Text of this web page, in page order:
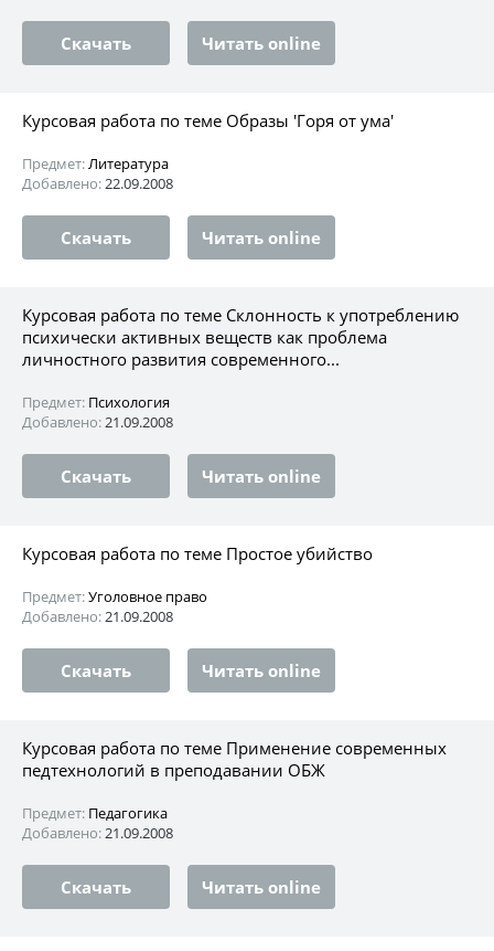
Скачать Читать online
Курсовая работа по теме Образы 'Горя от ума'
Предмет:Литература
Добавлено:22.09.2008
Скачать Читать online
Курсовая работа по теме Склонность к употреблению
психически активных веществ как проблема
личностного развития современного...
Предмет: Психология
Добавлено:21.09.2008
Скачать Читать online
Курсовая работа по теме Простое убийство
Предмет:Уголовное право
Добавлено:21.09.2008
Скачать Читать online
Курсовая работа по теме Применение современных
педтехнологий в преподавании ОБЖ
Предмет: Педагогика
Добавлено:21.09.2008
Скачать Читать online